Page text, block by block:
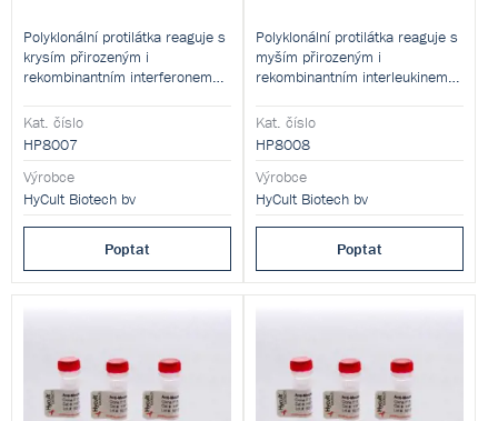
Polyklonální protilátka reaguje s
krysím přirozeným i
rekombinantním interferonem
western blot, funkční studie a
další.
Kat. číslo
HP8007
Výrobce
HyCult Biotech bv
Poptat
Polyklonální protilátka reaguje s
myším přirozeným i
rekombinantním interleukinem
western blot nebo další.
Kat. číslo
HP8008
Výrobce
HyCult Biotech bv
Poptat